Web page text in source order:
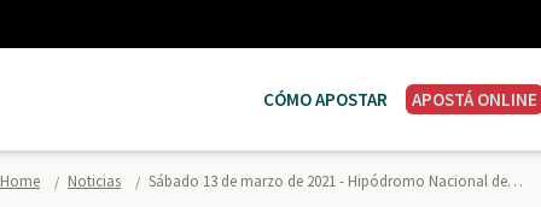
CÓMO APOSTAR APOSTÁ ONLINE
Home Noticias Sábado 13 de marzo de 2021 - Hipódromo Nacional de…